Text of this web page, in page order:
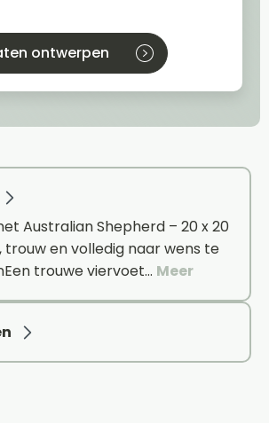
ontwerpen
Australian Shepherd – 20 x 20
trouw en volledig naar wens te
trouwe viervoet… Meer